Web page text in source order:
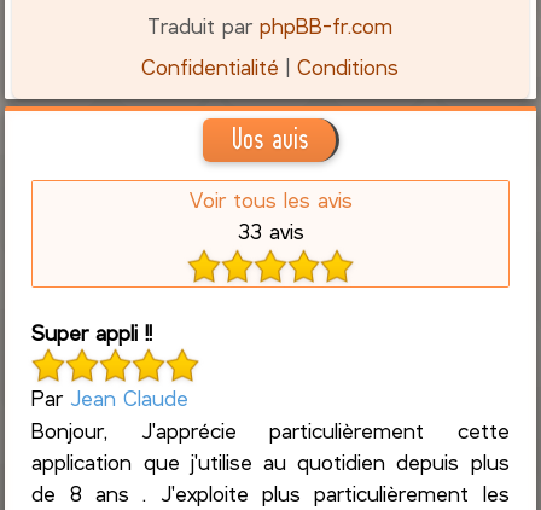
Traduit parphpBB-fr.com
Confidentialité |Conditions
Vos avis
Voir tous les avis
33 avis
Super appli !!
Par Jean Claude
Bonjour, J'apprécie particulièrement cette
application que j'utilise au quotidien depuis plus
de 8 ans . J'exploite plus particulièrement les